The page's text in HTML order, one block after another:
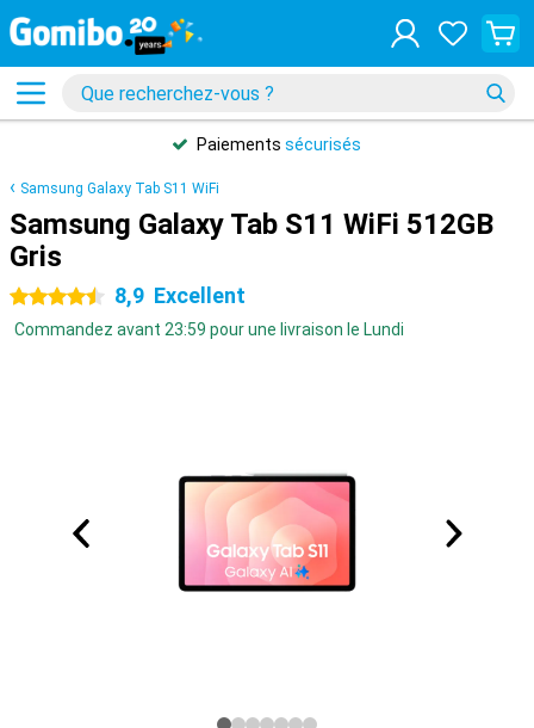
Paiements sécurisés
Samsung Galaxy Tab S11 WiFi
Samsung Galaxy Tab S11 WiFi 512GB
Gris
4.5 étoiles 8,9 Excellent
Commandez avant 23:59 pour une livraison le Lundi